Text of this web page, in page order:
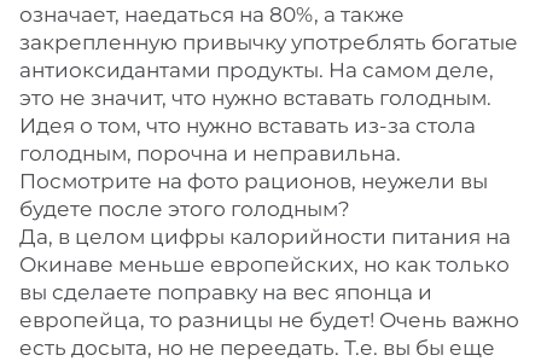
означает, наедаться на 80%, а также
закрепленную привычку употреблять богатые
антиоксидантами продукты. На самом деле,
это не значит, что нужно вставать голодным.
Идея о том, что нужно вставать из-за стола
голодным, порочна и неправильна.
Посмотрите на фото рационов, неужели вы
будете после этого голодным?
Да, в целом цифры калорийности питания на
Окинаве меньше европейских, но как только
вы сделаете поправку на вес японца и
европейца, то разницы не будет! Очень важно
есть досыта, но не переедать. Т.е. вы бы еще